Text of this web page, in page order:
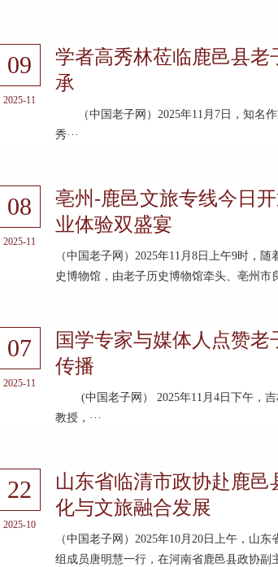
09
2025-11
学者高秀林莅临鹿邑县
承
（中国老子网）2025年11月7日，知名作
秀···
08
2025-11
亳州-鹿邑文旅专线今日
业体验双盛宴
（中国老子网）2025年11月8日上午9时，
史博物馆，由老子历史博物馆牵头、亳州市
07
2025-11
国学专家与媒体人点赞
传播
(中国老子网） 2025年11月4日下午，吉
教授，···
22
2025-10
山东省临清市政协赴鹿
化与文旅融合发展
（中国老子网）2025年10月20日上午，山
组成员唐明慧一行，在河南省鹿邑县政协副